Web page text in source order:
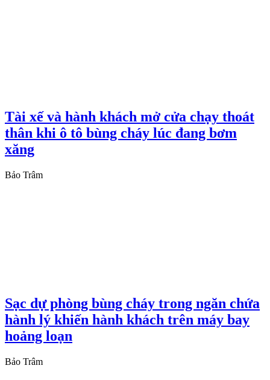
Tài xế và hành khách mở cửa chạy thoát
thân khi ô tô bùng cháy lúc đang bơm
xăng
Bảo Trâm
Sạc dự phòng bùng cháy trong ngăn chứa
hành lý khiến hành khách trên máy bay
hoảng loạn
Bảo Trâm